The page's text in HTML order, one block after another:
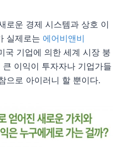
로운 경제 시스템과 상호 이
실제로는 에어비앤비
국 기업에 의한 세계 시장 붕
이익이 투자자나 기업가들
으로 아이러니 할 뿐이다.